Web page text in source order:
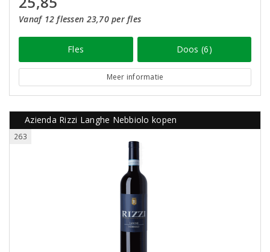
Vanaf 12 flessen 23,70 per fles
Fles Doos (6)
Meer informatie
Azienda Rizzi Langhe Nebbiolo kopen
263